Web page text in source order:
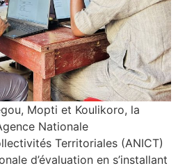
Mopti et Koulikoro, la
Nationale
Territoriales (ANICT)
d’évaluation en s’installant